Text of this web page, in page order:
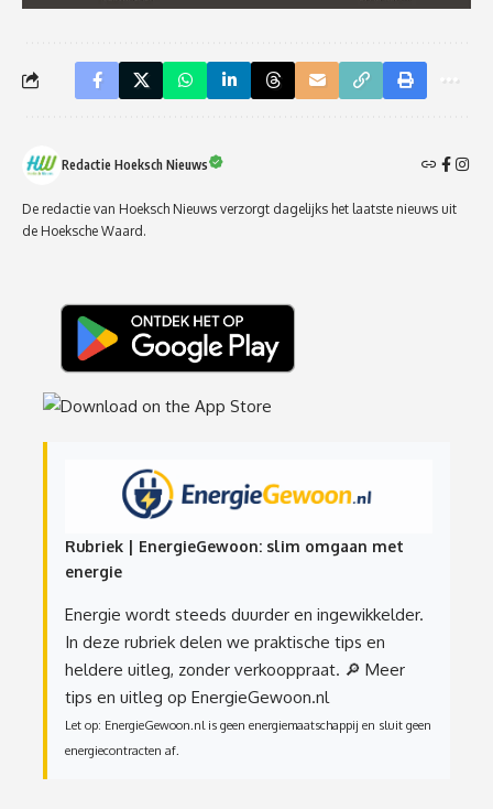
Redactie Hoeksch Nieuws
De redactie van Hoeksch Nieuws verzorgt dagelijks het laatste nieuws uit
de Hoeksche Waard.
Rubriek | EnergieGewoon: slim omgaan met
energie
Energie wordt steeds duurder en ingewikkelder.
In deze rubriek delen we praktische tips en
heldere uitleg, zonder verkooppraat. 🔎 Meer
tips en uitleg op EnergieGewoon.nl
Let op: EnergieGewoon.nl is geen energiemaatschappij en sluit geen
energiecontracten af.